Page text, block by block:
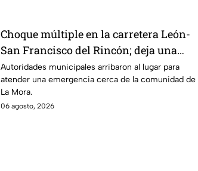
Choque múltiple en la carretera León-
San Francisco del Rincón; deja una
persona sin vid4
Autoridades municipales arribaron al lugar para
atender una emergencia cerca de la comunidad de
La Mora.
06 agosto, 2026